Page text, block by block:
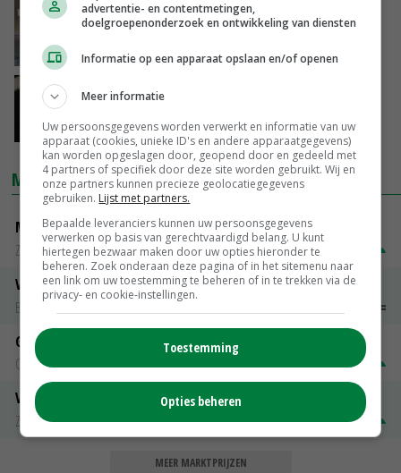
Kiwa reikt eerste certificaten reinigen
mestopslag uit
10-07-2018
'We richten ons niet op de plant, maar op de
05-07-2018
MARKTPRIJZEN
Magere melkpoeder
Zuivel NL
€ 269,00
Vleeskuikens 2001-2600 gr
Barneveld
Gerst
Groningen
€ 197,00 € 2,00
Volle melkpoeder
Zuivel NL
€ 345,00 € 20,00
MEER MARKTPRIJZEN
advertentie- en contentmetingen,
doelgroepenonderzoek en ontwikkeling van diensten
Informatie op een apparaat opslaan en/of openen
Meer informatie
Uw persoonsgegevens worden verwerkt en informatie van uw
apparaat (cookies, unieke ID's en andere apparaatgegevens)
kan worden opgeslagen door, geopend door en gedeeld met
4 partners of specifiek door deze site worden gebruikt. Wij en
onze partners kunnen precieze geolocatiegegevens
gebruiken. Lijst met partners.
Bepaalde leveranciers kunnen uw persoonsgegevens
verwerken op basis van gerechtvaardigd belang. U kunt
hiertegen bezwaar maken door uw opties hieronder te
beheren. Zoek onderaan deze pagina of in het sitemenu naar
een link om uw toestemming te beheren of in te trekken via de
privacy- en cookie-instellingen.
Toestemming
Opties beheren